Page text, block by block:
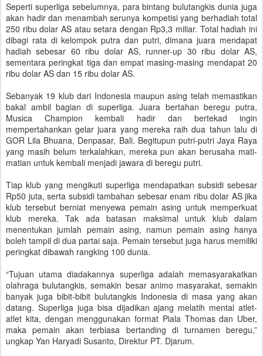
Seperti superliga sebelumnya, para bintang bulutangkis dunia juga
akan hadir dan menambah serunya kompetisi yang berhadiah total
250 ribu dolar AS atau setara dengan Rp3,3 miliar. Total hadiah ini
dibagi rata di kelompok putra dan putri, dimana juara mendapat
hadiah sebesar 60 ribu dolar AS, runner-up 30 ribu dolar AS,
sementara peringkat tiga dan empat masing-masing mendapat 20
ribu dolar AS dan 15 ribu dolar AS.
Sebanyak 19 klub dari Indonesia maupun asing telah memastikan
bakal ambil bagian di superliga. Juara bertahan beregu putra,
Musica Champion kembali hadir dan bertekad ingin
mempertahankan gelar juara yang mereka raih dua tahun lalu di
GOR Lila Bhuana, Denpasar, Bali. Begitupun putri-putri Jaya Raya
yang masih belum terkalahkan, mereka pun akan berusaha mati-
matian untuk kembali menjadi jawara di beregu putri.
Tiap klub yang mengikuti superliga mendapatkan subsidi sebesar
Rp50 juta, serta subsidi tambahan sebesar enam ribu dolar AS jika
klub tersebut berniat menyewa pemain asing untuk memperkuat
klub mereka. Tak ada batasan maksimal untuk klub dalam
menentukan jumlah pemain asing, namun pemain asing hanya
boleh tampil di dua partai saja. Pemain tersebut juga harus memiliki
peringkat dibawah rangking 100 dunia.
“Tujuan utama diadakannya superliga adalah memasyarakatkan
olahraga bulutangkis, semakin besar animo masyarakat, semakin
banyak juga bibit-bibit bulutangkis Indonesia di masa yang akan
datang. Superliga juga bisa dijadikan ajang melatih mental atlet-
atlet kita, dengan menggunakan format Piala Thomas dan Uber,
maka pemain akan terbiasa bertanding di turnamen beregu,”
ungkap Yan Haryadi Susanto, Direktur PT. Djarum.